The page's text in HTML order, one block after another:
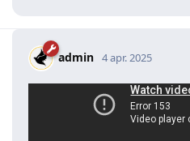
admin 4 apr. 2025